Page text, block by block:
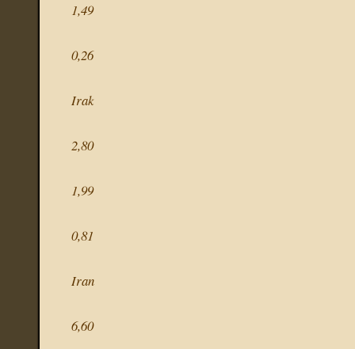
1,49
0,26
Irak
2,80
1,99
0,81
Iran
6,60